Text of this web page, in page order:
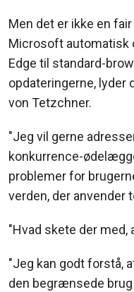
Men det er ikke en
Microsoft automatisk
Edge til standard-
opdateringerne, lyder
von Tetzchner.
"Jeg vil gerne
konkurrence-
problemer for
verden, der anvender
"Hvad skete der
"Jeg kan godt forstå,
den begrænsede